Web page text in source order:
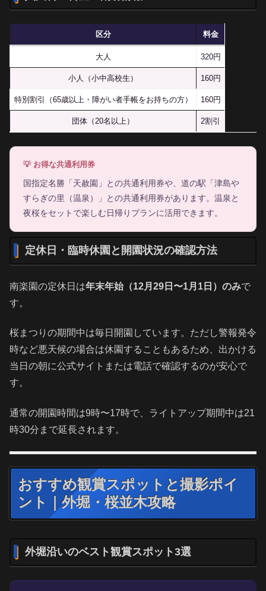
区分 料金
大人 320円
小人（小中高校生） 160円
特別割引（65歳以上・障がい者手帳をお持ちの方） 160円
団体（20名以上） 2割引
💡 お得な共通利用券
国指定名勝「天赦園」との共通利用券や、道の駅「津島や
すらぎの里（温泉）」との共通利用券があります。温泉と
夜桜をセットで楽しむ日帰りプランに活用できます。
定休日・臨時休園と開園状況の確認方法
南楽園の定休日は年末年始（12月29日〜1月1日）のみで
す。
桜まつりの期間中は毎日開園しています。ただし警報発令
時など悪天候の場合は休園することもあるため、出かける
当日の朝に公式サイトまたは電話で確認するのが安心で
す。
通常の開園時間は9時〜17時で、ライトアップ期間中は21
時30分まで延長されます。
おすすめ観賞スポットと撮影ポイ
ント｜外堀・桜並木攻略
外堀沿いのベスト観賞スポット3選